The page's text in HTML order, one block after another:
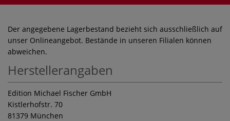
Der angegebene Lagerbestand bezieht sich ausschließlich auf
unser Onlineangebot. Bestände in unseren Filialen können
abweichen.
Herstellerangaben
Edition Michael Fischer GmbH
Kistlerhofstr. 70
81379 München